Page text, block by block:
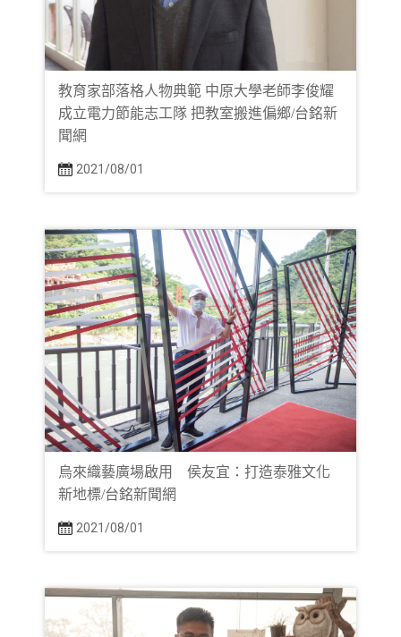
教育家部落格人物典範 中原大學老師李俊耀
成立電力節能志工隊 把教室搬進偏鄉/台銘新
聞網
2021/08/01
烏來織藝廣場啟用 侯友宜：打造泰雅文化
新地標/台銘新聞網
2021/08/01